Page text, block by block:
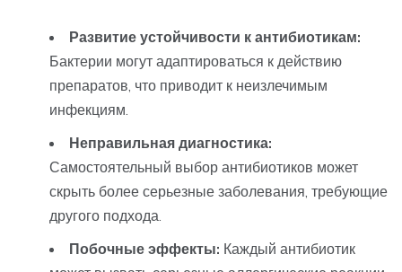
Развитие устойчивости к антибиотикам:
Бактерии могут адаптироваться к действию
препаратов, что приводит к неизлечимым
инфекциям.
Неправильная диагностика:
Самостоятельный выбор антибиотиков может
скрыть более серьезные заболевания, требующие
другого подхода.
Побочные эффекты: Каждый антибиотик